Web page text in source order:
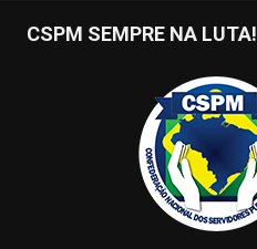
CSPM SEMPRE NA LUTA!